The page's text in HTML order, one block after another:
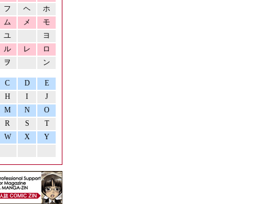
フ ヘ
ホ
ム メ
モ
ユ
ヨ
ル レ
ロ
ヲ ン
C D
E
H I
J
M N
O
R S
T
W X
Y